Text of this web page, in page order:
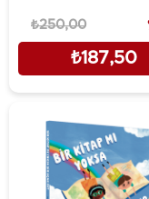
₺187,50
₺250,00